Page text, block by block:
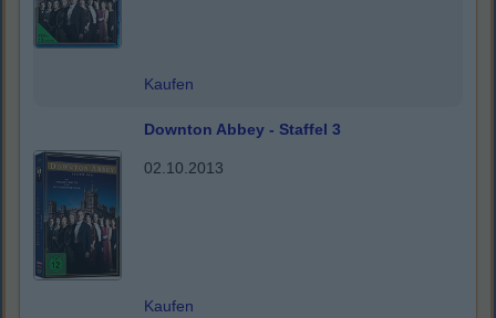
Kaufen
Downton Abbey - Staffel 3
02.10.2013
Kaufen